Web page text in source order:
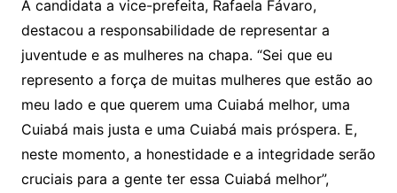
A candidata a vice-prefeita, Rafaela Fávaro,
destacou a responsabilidade de representar a
juventude e as mulheres na chapa. “Sei que eu
represento a força de muitas mulheres que estão ao
meu lado e que querem uma Cuiabá melhor, uma
Cuiabá mais justa e uma Cuiabá mais próspera. E,
neste momento, a honestidade e a integridade serão
cruciais para a gente ter essa Cuiabá melhor”,